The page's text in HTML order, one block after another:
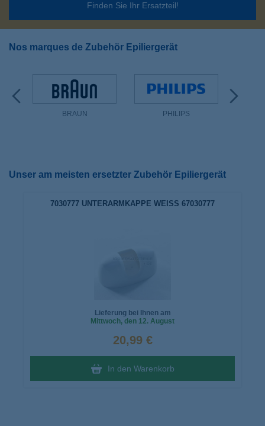
Finden Sie Ihr Ersatzteil!
Nos marques de Zubehör Epiliergerät
BRAUN PHILIPS
Unser am meisten ersetzter Zubehör Epiliergerät
7030777 UNTERARMKAPPE WEISS 67030777
Lieferung bei Ihnen am
Mittwoch, den 12. August
20,99 €
In den Warenkorb